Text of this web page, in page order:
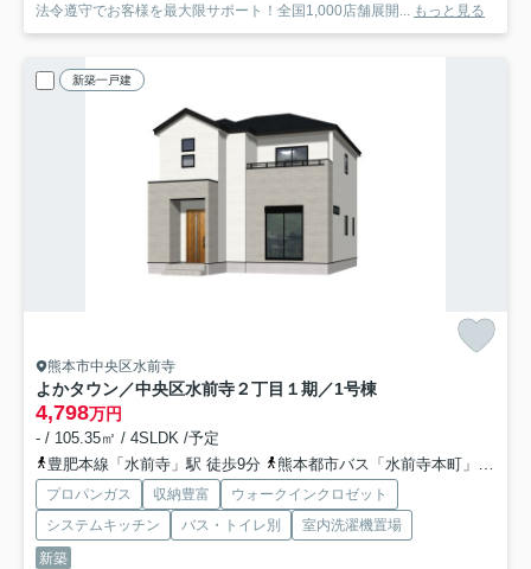
法令遵守でお客様を最大限サポート！全国1,000店舗展開... もっと見る
新築一戸建
熊本市中央区水前寺
よかタウン／中央区水前寺２丁目１期／1号棟
4,798万円
- / 105.35㎡ / 4SLDK /予定
豊肥本線「水前寺」駅 徒歩9分
熊本都市バス「水前寺本町」バス停下車 徒歩3分
プロパンガス 収納豊富
ウォークインクロゼット
システムキッチン
バス・トイレ別
室内洗濯機置場
新築